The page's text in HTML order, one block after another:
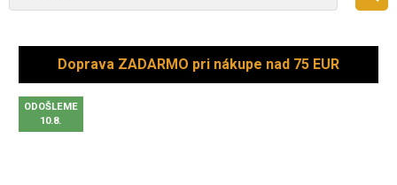
Doprava ZADARMO pri nákupe nad 75 EUR
ODOŠLEME
10.8.